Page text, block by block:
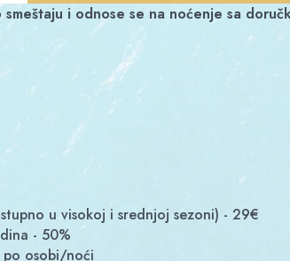
i odnose se na noćenje sa
u visokoj i srednjoj sezoni) - 29€
- 50%
po osobi/noći